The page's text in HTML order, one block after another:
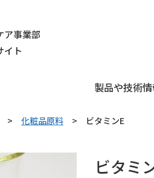
ア事業部
イト
製品や技術
探す 用途から
化粧品原料 ビタミンE
ビタミ